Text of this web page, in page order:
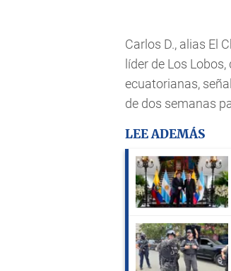
Carlos D., alias El
líder de Los
ecuatorianas,
de dos semanas
LEE ADEMÁS